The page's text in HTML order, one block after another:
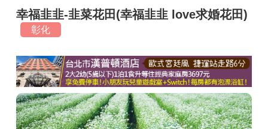
最新留言
商家合作
推薦景點
幸福韭韭-韭菜花田(幸福韭韭 love求婚花田)
彰化